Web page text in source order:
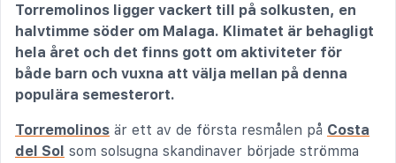
Torremolinos ligger vackert till på solkusten, en
halvtimme söder om Malaga. Klimatet är behagligt
hela året och det finns gott om aktiviteter för
både barn och vuxna att välja mellan på denna
populära semesterort.
Torremolinos är ett av de första resmålen på Costa
del Sol som solsugna skandinaver började strömma